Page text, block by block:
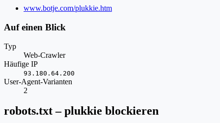
Website
www.botje.com/plukkie.htm
Auf einen Blick
Typ
Web-Crawler
Häufige IP
93.180.64.200
User-Agent-Varianten
2
robots.txt – plukkie blockieren